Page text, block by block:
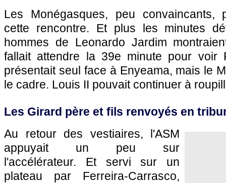
Les Monégasques, peu convaincants,
cette rencontre. Et plus les minutes
hommes de Leonardo Jardim
fallait attendre la 39e minute pour voir
présentait seul face à Enyeama, mais le
le cadre. Louis II pouvait continuer à
Les Girard père et fils renvoyés en
Au retour des vestiaires, l'ASM
appuyait un peu sur
l'accélérateur. Et servi sur un
plateau par Ferreira-Carrasco,